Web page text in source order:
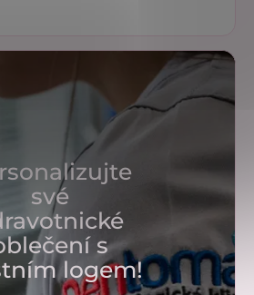
své
s
logem!